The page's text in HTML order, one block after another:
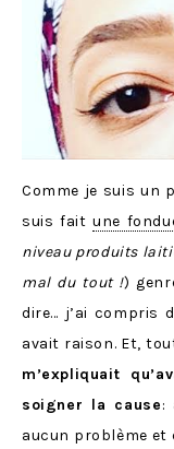
Comme je suis un
suis faitune
niveau produits
mal du tout !)
dire… j’ai compris
avait raison. Et,
m’expliquait
soigner la cause:
aucun problème et